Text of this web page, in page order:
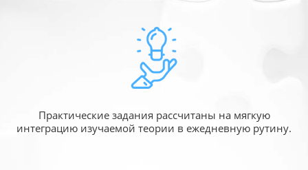
Практические задания рассчитаны на мягкую
интеграцию изучаемой теории в ежедневную рутину.